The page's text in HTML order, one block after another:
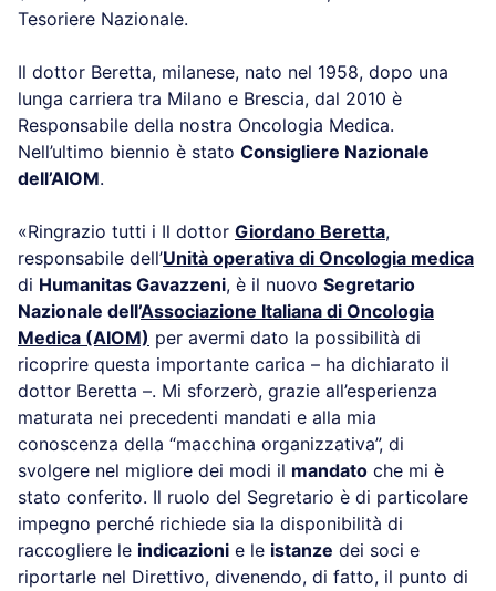
Tesoriere Nazionale.
Il dottor Beretta, milanese, nato nel 1958, dopo una
lunga carriera tra Milano e Brescia, dal 2010 è
Responsabile della nostra Oncologia Medica.
Nell’ultimo biennio è stato Consigliere Nazionale
dell’AIOM.
«Ringrazio tutti i Il dottor Giordano Beretta,
responsabile dell’Unità operativa di Oncologia medica
di Humanitas Gavazzeni, è il nuovo Segretario
Nazionale dell’Associazione Italiana di Oncologia
Medica (AIOM) per avermi dato la possibilità di
ricoprire questa importante carica – ha dichiarato il
dottor Beretta –. Mi sforzerò, grazie all’esperienza
maturata nei precedenti mandati e alla mia
conoscenza della “macchina organizzativa”, di
svolgere nel migliore dei modi il mandato che mi è
stato conferito. Il ruolo del Segretario è di particolare
impegno perché richiede sia la disponibilità di
raccogliere le indicazioni e le istanze dei soci e
riportarle nel Direttivo, divenendo, di fatto, il punto di